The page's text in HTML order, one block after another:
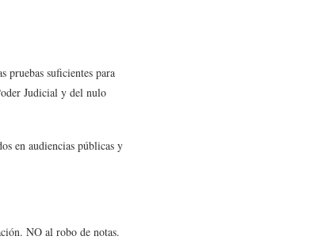
pruebas suficientes para
Judicial y del nulo
en audiencias públicas y
NO al robo de notas.